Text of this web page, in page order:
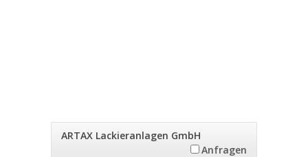
ARTAX Lackieranlagen GmbH
Anfragen